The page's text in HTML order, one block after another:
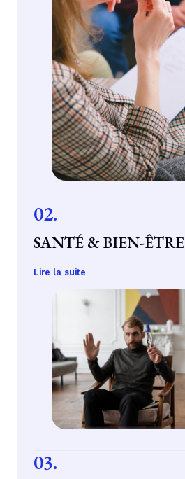
02.
SANTÉ & BIEN-ÊTRE
Lire la suite
03.